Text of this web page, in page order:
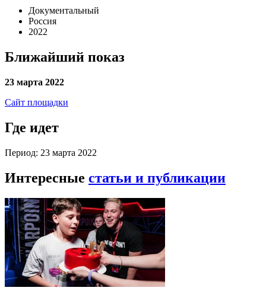
Документальный
Россия
2022
Ближайший показ
23 марта 2022
Сайт площадки
Где идет
Период: 23 марта 2022
Интересные статьи и публикации